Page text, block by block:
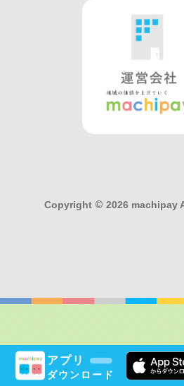
アプリ
ダウンロード
Copyright © 2026 machipay